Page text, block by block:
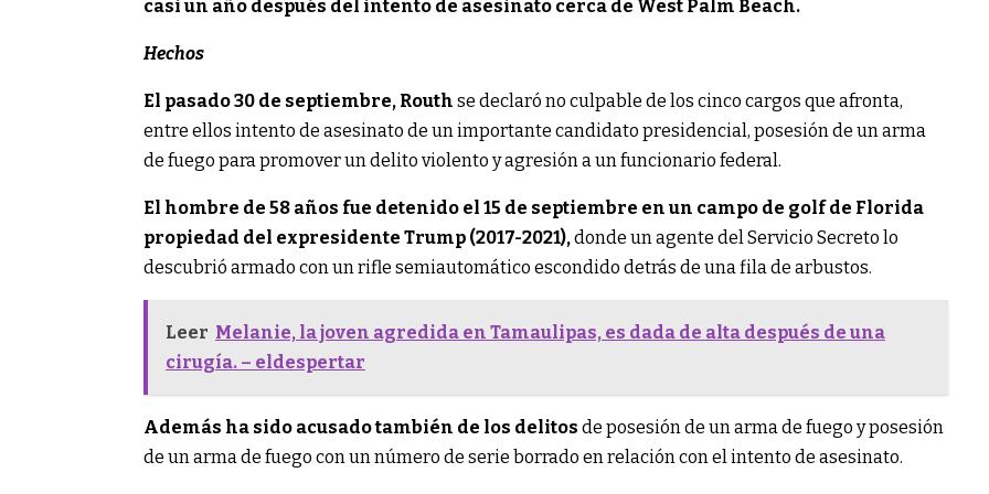
casi un año después del intento de asesinato cerca de West Palm Beach.
Hechos
El pasado 30 de septiembre, Routh se declaró no culpable de los cinco cargos que afronta,
entre ellos intento de asesinato de un importante candidato presidencial, posesión de un arma
de fuego para promover un delito violento y agresión a un funcionario federal.
El hombre de 58 años fue detenido el 15 de septiembre en un campo de golf de Florida
propiedad del expresidente Trump (2017-2021),donde un agente del Servicio Secreto lo
descubrió armado con un rifle semiautomático escondido detrás de una fila de arbustos.
Leer Melanie, la joven agredida en Tamaulipas, es dada de alta después de una
cirugía. – eldespertar
Además ha sido acusado también de los delitos de posesión de un arma de fuego y posesión
de un arma de fuego con un número de serie borrado en relación con el intento de asesinato.